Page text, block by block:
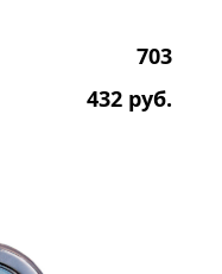
703
432 руб.